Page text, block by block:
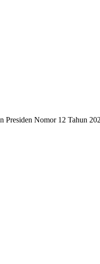
Nomor 12 Tahun